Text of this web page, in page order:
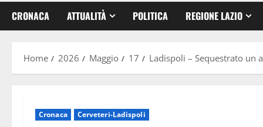
CRONACA ATTUALITÀ POLITICA REGIONE LAZIO
Home 2026 Maggio 17 Ladispoli – Sequestrato un
Cronaca Cerveteri-Ladispoli